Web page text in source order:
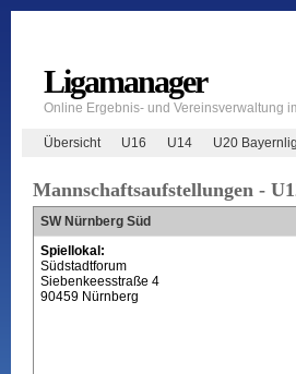
Ligamanager
Online Ergebnis- und Vereinsverwaltung
Übersicht U16 U14 U20
Mannschaftsaufstellungen -
SW Nürnberg Süd
Spiellokal:
Südstadtforum
Siebenkeesstraße 4
90459 Nürnberg